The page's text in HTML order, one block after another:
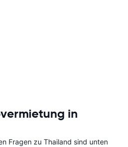
in
Fragen zu Thailand sind unten